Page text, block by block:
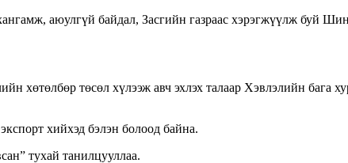
аюулгүй байдал, Засгийн газраас хэрэгжүүлж буй
төсөл хүлээж авч эхлэх талаар Хэвлэлийн бага
хийхэд бэлэн болоод байна.
тухай танилцууллаа.